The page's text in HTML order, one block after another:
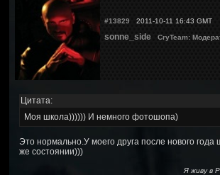
#13829 2011-10-11 16:43 GMT
sonne_side CryTeam:
Цитата:
Моя школа)))))) И немного фотошопа)
Это нормально.У моего друга после нового года
же состоянии)))
Я живу в